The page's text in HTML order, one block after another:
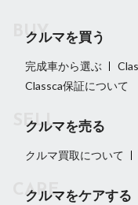
クルマを買う
完成車から選ぶ
Classca保証について
クルマを売る
クルマ買取について
クルマをケアする